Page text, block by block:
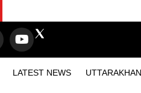
LATEST NEWS